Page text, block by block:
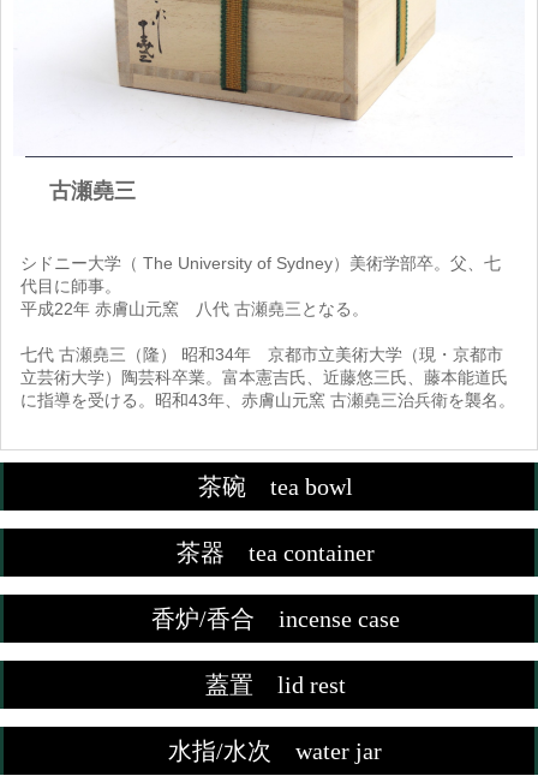
古瀬堯三
シドニー大学（ The University of Sydney）美術学部卒。父、七
代目に師事。
平成22年 赤膚山元窯 八代 古瀬堯三となる。
七代 古瀬堯三（隆） 昭和34年 京都市立美術大学（現・京都市
立芸術大学）陶芸科卒業。富本憲吉氏、近藤悠三氏、藤本能道氏
に指導を受ける。昭和43年、赤膚山元窯 古瀬堯三治兵衛を襲名。
茶碗 tea bowl
茶器 tea container
香炉/香合 incense case
蓋置 lid rest
水指/水次 water jar